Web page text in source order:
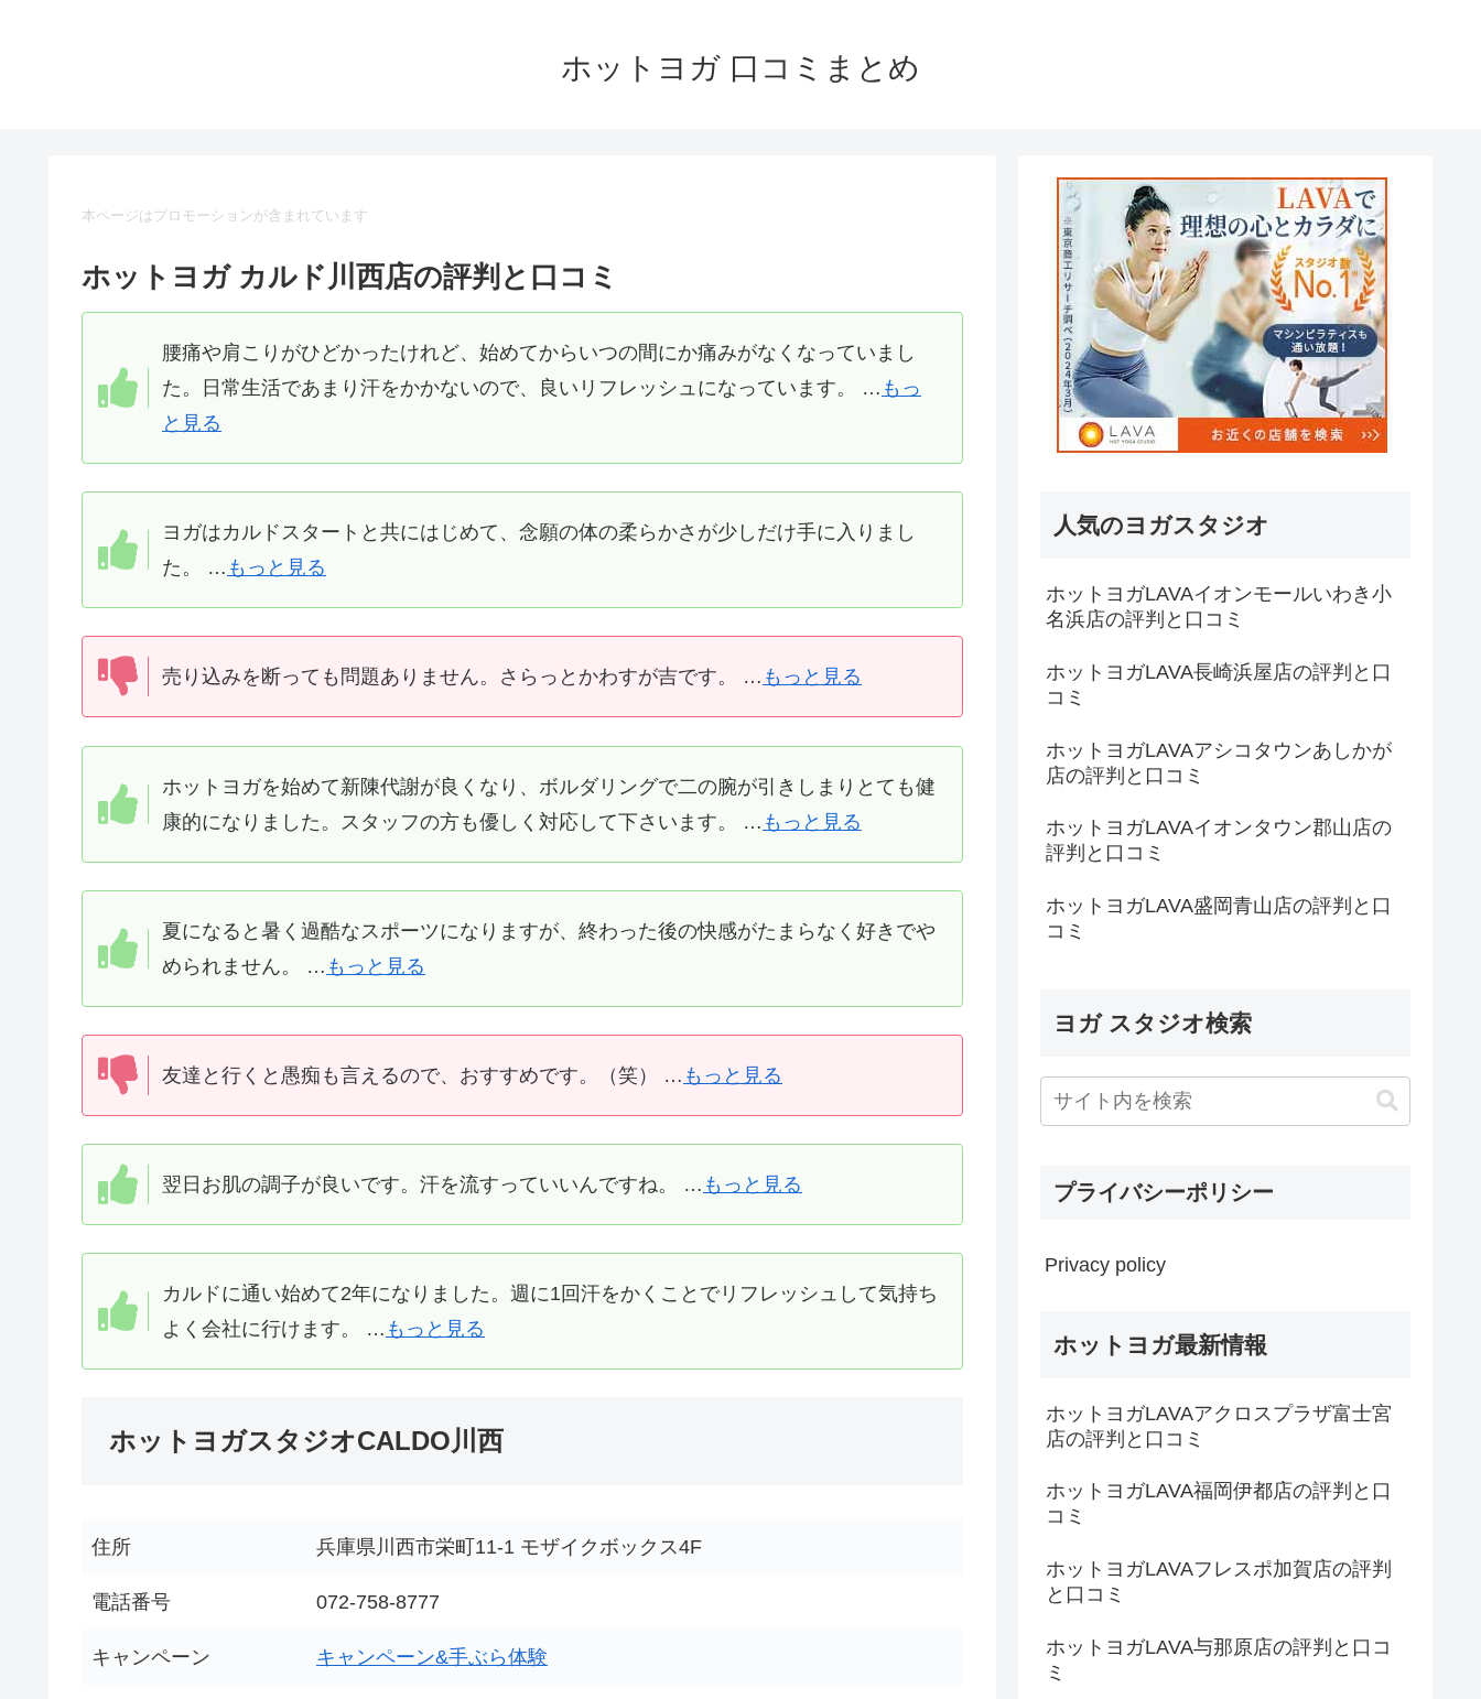
ホットヨガ 口コミまとめ
本ページはプロモーションが含まれています
ホットヨガ カルド川西店の評判と口コミ
腰痛や肩こりがひどかったけれど、始めてからいつの間にか痛みがなくなっていまし
た。日常生活であまり汗をかかないので、良いリフレッシュになっています。 … もっ
と見る
ヨガはカルドスタートと共にはじめて、念願の体の柔らかさが少しだけ手に入りまし
た。 … もっと見る
売り込みを断っても問題ありません。さらっとかわすが吉です。 … もっと見る
ホットヨガを始めて新陳代謝が良くなり、ボルダリングで二の腕が引きしまりとても健
康的になりました。スタッフの方も優しく対応して下さいます。 … もっと見る
夏になると暑く過酷なスポーツになりますが、終わった後の快感がたまらなく好きでや
められません。 … もっと見る
友達と行くと愚痴も言えるので、おすすめです。（笑） … もっと見る
翌日お肌の調子が良いです。汗を流すっていいんですね。 … もっと見る
カルドに通い始めて2年になりました。週に1回汗をかくことでリフレッシュして気持ち
よく会社に行けます。 … もっと見る
ホットヨガスタジオCALDO川西
住所 兵庫県川西市栄町11-1 モザイクボックス4F
電話番号 072-758-8777
キャンペーン キャンペーン&手ぶら体験
人気のヨガスタジオ
ホットヨガLAVAイオンモールいわき小
名浜店の評判と口コミ
ホットヨガLAVA長崎浜屋店の評判と口
コミ
ホットヨガLAVAアシコタウンあしかが
店の評判と口コミ
ホットヨガLAVAイオンタウン郡山店の
評判と口コミ
ホットヨガLAVA盛岡青山店の評判と口
コミ
ヨガ スタジオ検索
プライバシーポリシー
Privacy policy
ホットヨガ最新情報
ホットヨガLAVAアクロスプラザ富士宮
店の評判と口コミ
ホットヨガLAVA福岡伊都店の評判と口
コミ
ホットヨガLAVAフレスポ加賀店の評判
と口コミ
ホットヨガLAVA与那原店の評判と口コ
ミ